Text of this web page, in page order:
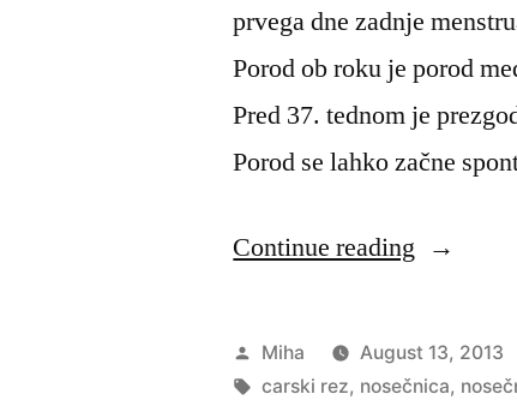
prvega dne zadnje
Porod ob roku je porod
Pred 37. tednom je
Porod se lahko začne
Continue reading “Porod”
Posted
by
Miha August 13, 2013
Tags:
carski rez, nosečnica,